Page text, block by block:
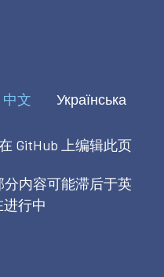
中文 Українська
GitHub 上编辑此页
分内容可能滞后于英
行中